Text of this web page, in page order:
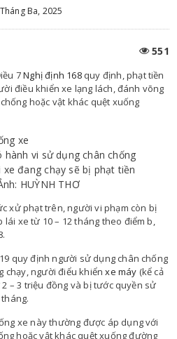
Ba, 2025
551
7Nghị định 168quy định, phạt tiền
điều khiển xe lạng lách, đánh võng
hoặc vật khác quệt xuống
vi sử dụng chân chống
đang chạy sẽ bị phạt tiền
HUỲNH THƠ
xử phạt trên, người vi phạm còn bị
xe từ 10 – 12 tháng theo điểm b,
quy định người sử dụng chân chống
chạy, người điểu khiểnxe máy (kể cả
– 3 triệu đồng và bị tước quyền sử
xe này thường được áp dụng với
hoặc vật khác quệt xuống đường